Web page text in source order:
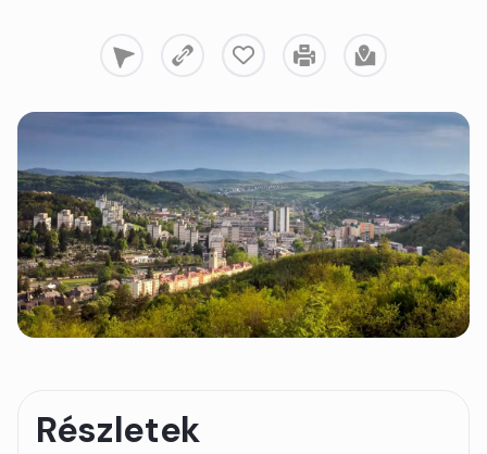
Részletek